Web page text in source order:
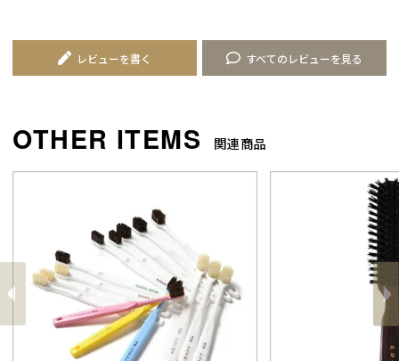
すべてのレビューを見る
レビューを書く
関連商品
前
へ 次
へ